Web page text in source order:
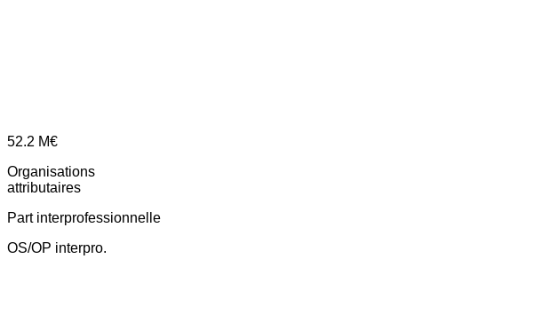
52.2 M€
Organisations
attributaires
Part interprofessionnelle
OS/OP interpro.